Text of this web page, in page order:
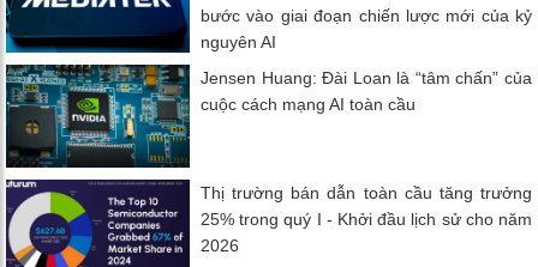
bước vào giai đoạn chiến lược mới của kỷ
nguyên AI
Jensen Huang: Đài Loan là “tâm chấn” của
cuộc cách mạng AI toàn cầu
Thị trường bán dẫn toàn cầu tăng trưởng
25% trong quý I - Khởi đầu lịch sử cho năm
2026